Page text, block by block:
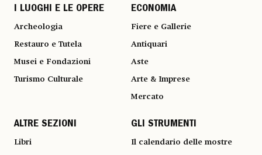
I LUOGHI E LE OPERE
Archeologia
Restauro e Tutela
Musei e Fondazioni
Turismo Culturale
ECONOMIA
Fiere e Gallerie
Antiquari
Aste
Arte & Imprese
Mercato
ALTRE SEZIONI
Libri
GLI STRUMENTI
Il calendario delle mostre